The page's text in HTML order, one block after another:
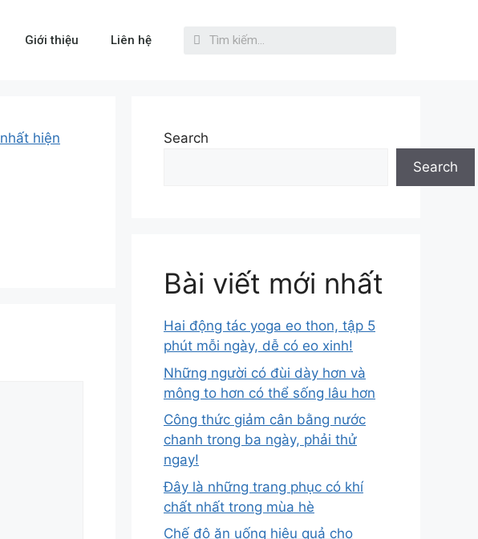
Giới thiệu Liên hệ
hiện
Search
Search
Bài viết mới nhất
Hai động tác yoga eo thon, tập 5
phút mỗi ngày, dễ có eo xinh!
Những người có đùi dày hơn và
mông to hơn có thể sống lâu hơn
Công thức giảm cân bằng nước
chanh trong ba ngày, phải thử
ngay!
Đây là những trang phục có khí
chất nhất trong mùa hè
Chế độ ăn uống hiệu quả cho